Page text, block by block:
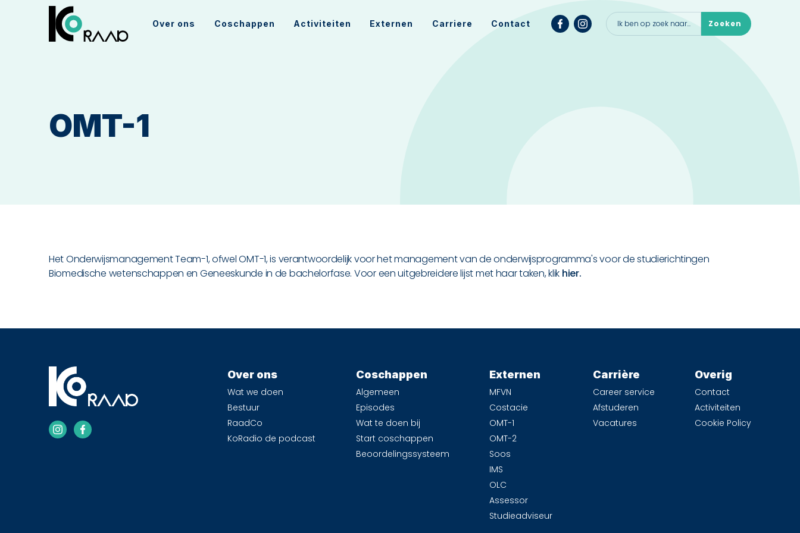
Over ons Coschappen Activiteiten Externen Carriere Contact
OMT-1
Het Onderwijsmanagement Team-1, ofwel OMT-1, is verantwoordelijk voor het management van de onderwijsprogramma's voor de studierichtingen
Biomedische wetenschappen en Geneeskunde in de bachelorfase. Voor een uitgebreidere lijst met haar taken, klik hier.
Over ons
Wat we doen
Bestuur
RaadCo
KoRadio de podcast
Coschappen
Algemeen
Episodes
Wat te doen bij
Start coschappen
Beoordelingssysteem
Externen
MFVN
Costacie
OMT-1
OMT-2
Soos
IMS
OLC
Assessor
Studieadviseur
Carrière
Career service
Afstuderen
Vacatures
Overig
Contact
Activiteiten
Cookie Policy